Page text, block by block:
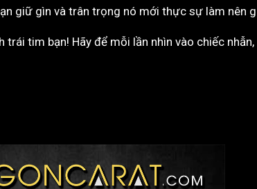
giữ gìn và trân trọng nó mới thực sự làm nên
tim bạn! Hãy để mỗi lần nhìn vào chiếc